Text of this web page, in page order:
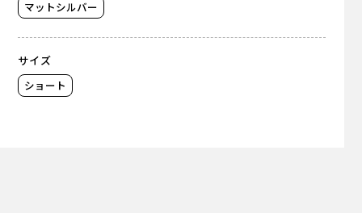
マットシルバー
サイズ
ショート